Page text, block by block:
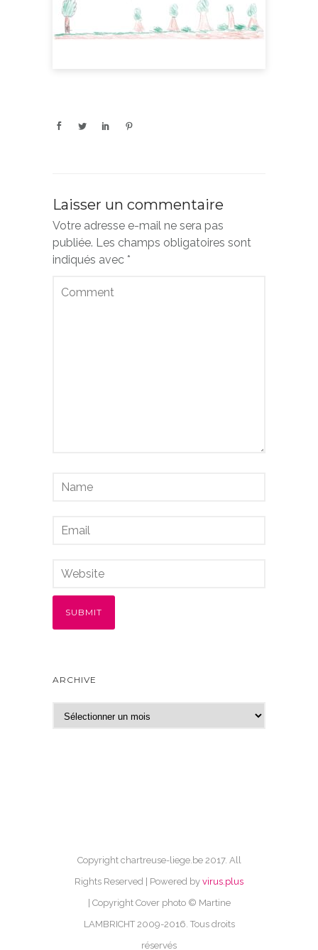
Laisser un commentaire
Votre adresse e-mail ne sera pas
publiée. Les champs obligatoires sont
indiqués avec *
ARCHIVE
r
Copyright chartreuse-liege.be 2017. All
Rights Reserved | Powered by virus.plus
| Copyright Cover photo © Martine
LAMBRICHT 2009-2016. Tous droits
réservés